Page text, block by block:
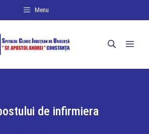
Menu
de infirmiera